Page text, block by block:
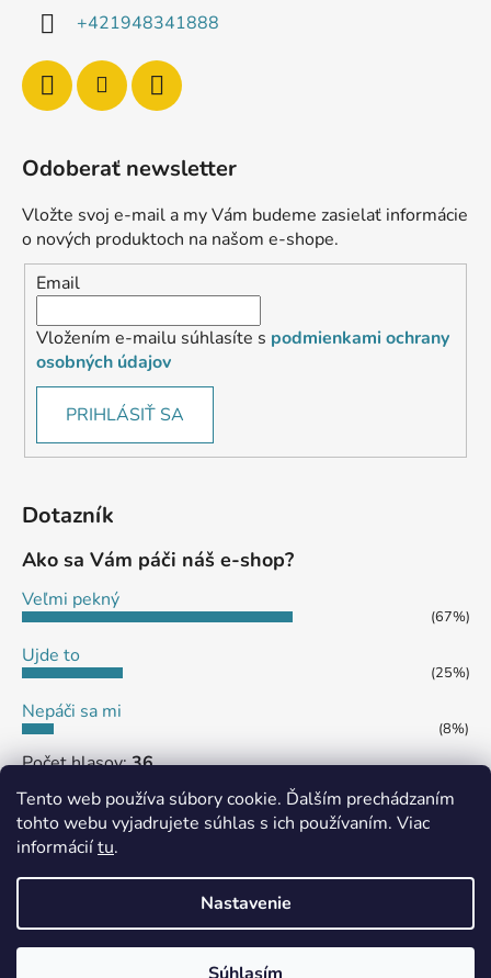
Tento web používa súbory cookie. Ďalším prechádzaním
tohto webu vyjadrujete súhlas s ich používaním. Viac
informáciítu.
Nastavenie
+421948341888
Odoberať newsletter
Vložte svoj e-mail a my Vám budeme zasielať informácie
o nových produktoch na našom e-shope.
Email
Vložením e-mailu súhlasíte s podmienkami ochrany
osobných údajov
PRIHLÁSIŤ SA
Dotazník
Ako sa Vám páči náš e-shop?
Veľmi pekný
(67%)
Ujde to
(25%)
Nepáči sa mi
(8%)
Počet hlasov:36
MôjPrvýEshop.sk Shoptet.sk
Vytvoril Shoptet